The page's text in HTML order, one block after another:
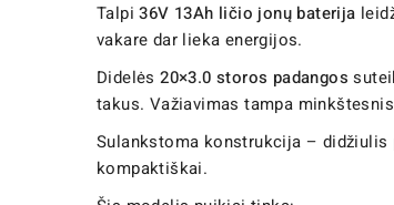
Talpi36V 13Ah ličio jonų baterija
vakare dar lieka energijos.
Didelės20×3.0 storos padangos
takus. Važiavimas tampa
Sulankstoma konstrukcija – didžiulis
kompaktiškai.